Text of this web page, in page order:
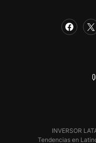
INVERSOR
Tendencias en